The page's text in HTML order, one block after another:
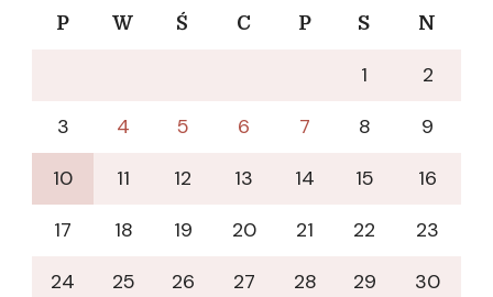
P W Ś C P S N
1
2
3
4 5 6 7 8
9
10
11 12 13 14 15
16
17
18 19 20 21 22
23
24
25 26 27 28 29
30